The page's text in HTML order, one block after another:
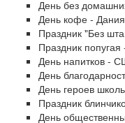
День без
День кофе - Дания
Праздник "Без
Праздник
День напитков -
День
День героев
Праздник
День